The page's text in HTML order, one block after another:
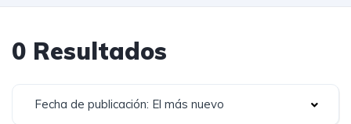
0 Resultados
Fecha de publicación: El más nuevo